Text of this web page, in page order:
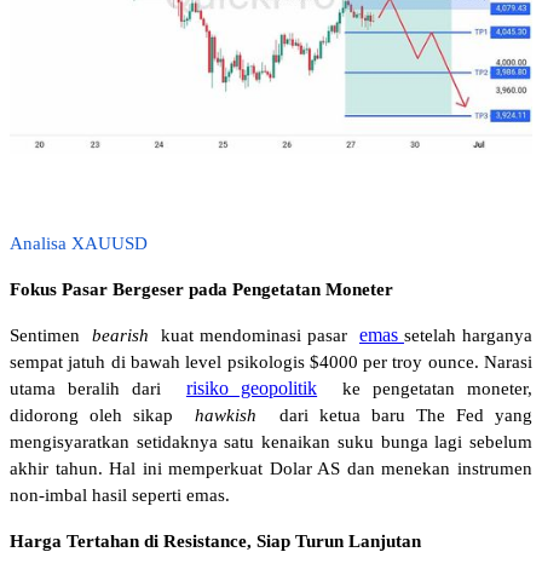
Analisa XAUUSD
Fokus Pasar Bergeser pada Pengetatan Moneter
Sentimen bearish kuat mendominasi pasar emas setelah harganya
sempat jatuh di bawah level psikologis $4000 per troy ounce. Narasi
utama beralih dari
risiko geopolitik
ke pengetatan moneter,
didorong oleh sikap
hawkish
dari ketua baru The Fed yang
mengisyaratkan setidaknya satu kenaikan suku bunga lagi sebelum
akhir tahun. Hal ini memperkuat Dolar AS dan menekan instrumen
non-imbal hasil seperti emas.
Harga Tertahan di Resistance, Siap Turun Lanjutan